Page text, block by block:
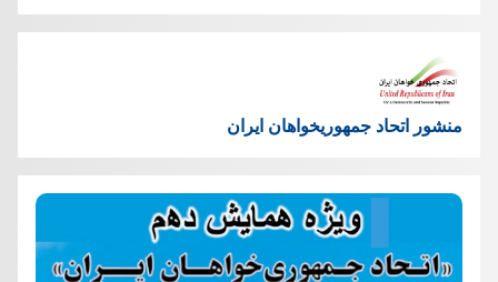
منشور اتحاد جمهوریخواهان ایران